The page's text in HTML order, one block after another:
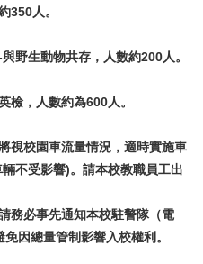
350人。
野生動物共存，人數約200人。
檢，人數約為600人。
視校園車流量情況，適時實施車
不受影響)。請本校教職員工出
務必事先通知本校駐警隊（電
因總量管制影響入校權利。